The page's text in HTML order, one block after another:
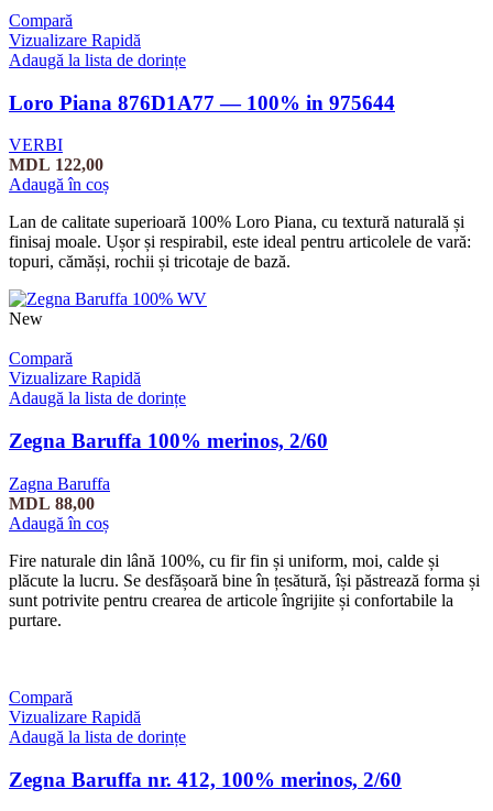
Compară
Vizualizare Rapidă
Adaugă la lista de dorințe
Loro Piana 876D1A77 — 100% in 975644
VERBI
MDL 122,00
Adaugă în coș
Lan de calitate superioară 100% Loro Piana, cu textură naturală și
finisaj moale. Ușor și respirabil, este ideal pentru articolele de vară:
topuri, cămăși, rochii și tricotaje de bază.
New
Compară
Vizualizare Rapidă
Adaugă la lista de dorințe
Zegna Baruffa 100% merinos, 2/60
Zagna Baruffa
MDL 88,00
Adaugă în coș
Fire naturale din lână 100%, cu fir fin și uniform, moi, calde și
plăcute la lucru. Se desfășoară bine în țesătură, își păstrează forma și
sunt potrivite pentru crearea de articole îngrijite și confortabile la
purtare.
Compară
Vizualizare Rapidă
Adaugă la lista de dorințe
Zegna Baruffa nr. 412, 100% merinos, 2/60